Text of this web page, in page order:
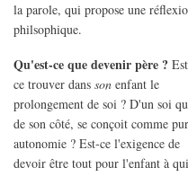
la parole, qui propose une
philsophique.
Qu'est-ce que devenir père ?
ce trouver dans son enfant le
prolongement de soi ? D'un soi
de son côté, se conçoit comme
autonomie ? Est-ce l'exigence de
devoir être tout pour l'enfant à